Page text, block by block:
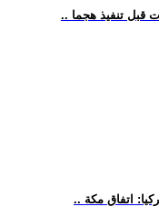
قبل تنفيذ هجما
اتفاق مكة